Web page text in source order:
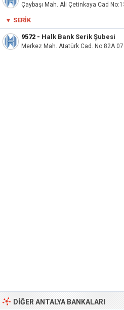
Çaybaşı Mah. Ali Çetinkaya Cad
▼ SERIK
9572 - Halk Bank Serik Şubesi
Merkez Mah. Atatürk Cad. No:82A
DIĞER ANTALYA BANKALARI